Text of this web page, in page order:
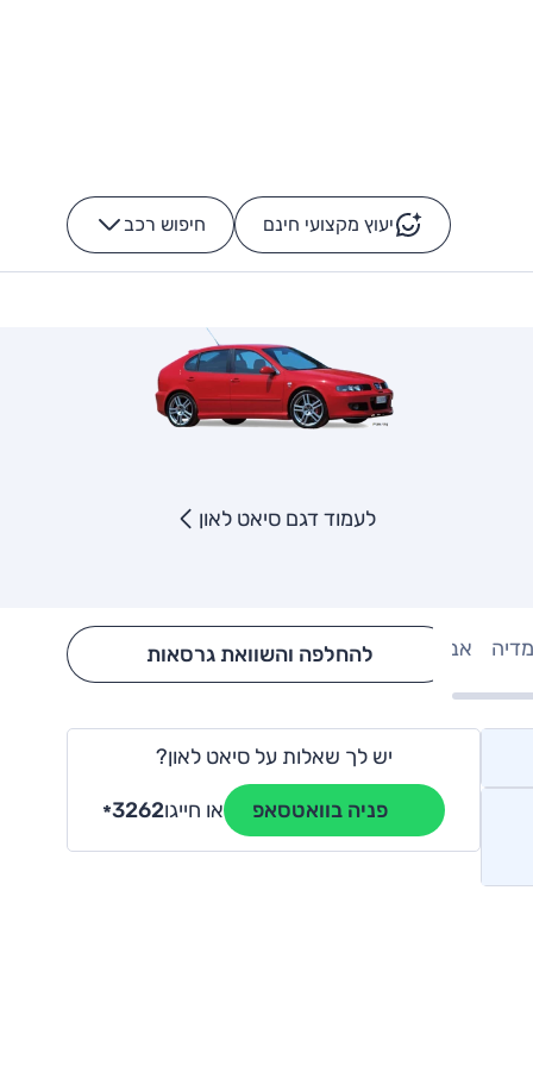
יעוץ מקצועי חינם חיפוש רכב -
לעמוד דגם סיאט לאון
אבזור Hide config section
להחלפה והשוואת גרסאות
יש לך שאלות על סיאט לאון?
פניה בוואטסאפ או חייגו *3262